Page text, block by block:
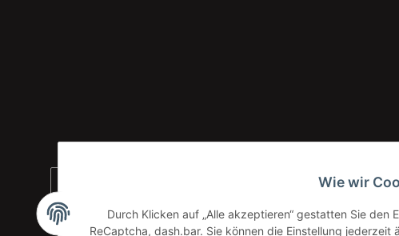
Wie wir
Durch Klicken auf „Alle akzeptieren“ gestatten Sie den
ReCaptcha, dash.bar. Sie können die Einstellung